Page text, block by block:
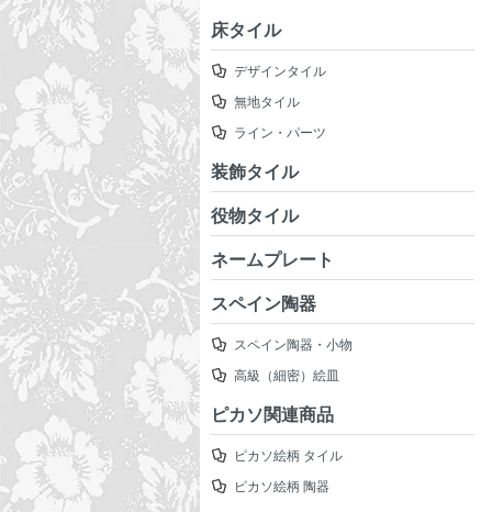
床タイル
デザインタイル
無地タイル
ライン・パーツ
装飾タイル
役物タイル
ネームプレート
スペイン陶器
スペイン陶器・小物
高級（細密）絵皿
ピカソ関連商品
ピカソ絵柄 タイル
ピカソ絵柄 陶器